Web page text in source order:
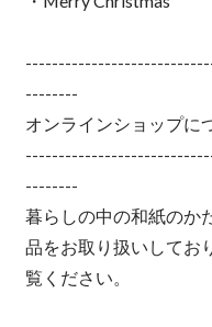
--------
オンラインショップに
--------
暮らしの中の和紙のか
品をお取り扱いしてお
覧ください。